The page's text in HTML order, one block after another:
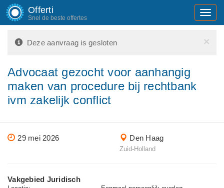
Offerti
Snel de beste offertes
×
Deze aanvraag is gesloten
Advocaat gezocht voor aanhangig
maken van procedure bij rechtbank
ivm zakelijk conflict
29 mei 2026 Den Haag
Zuid-Holland
Vakgebied Juridisch